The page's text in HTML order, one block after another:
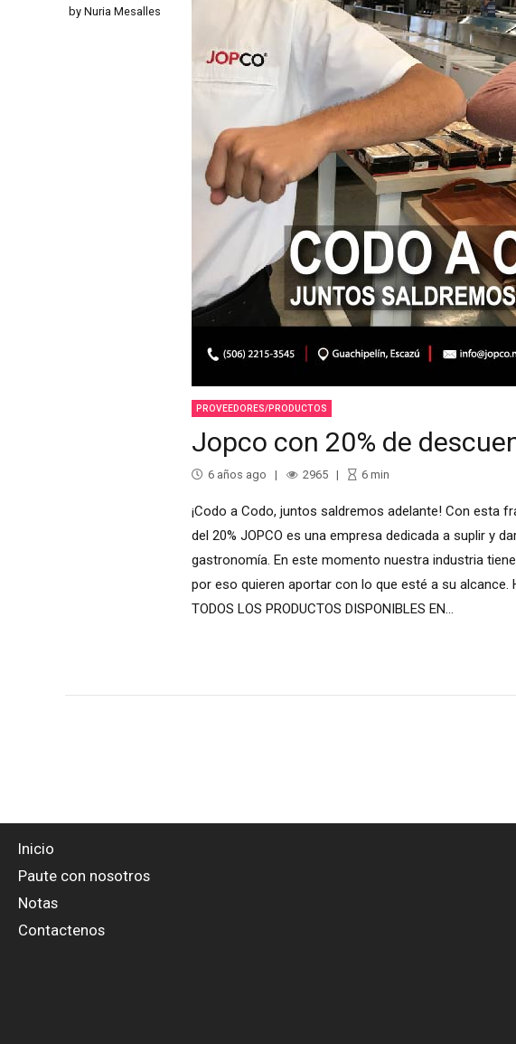
by Nuria Mesalles
PROVEEDORES/PRODUCTOS
Jopco con 20% de
6 años ago 2965 6min
¡Codo a Codo, juntos saldremos adelante! Con esta
del 20% JOPCO es una empresa dedicada a suplir y
gastronomía. En este momento nuestra industria
por eso quieren aportar con lo que esté a su alcance.
TODOS LOS PRODUCTOS DISPONIBLES EN...
Inicio
Paute con nosotros
Notas
Contactenos